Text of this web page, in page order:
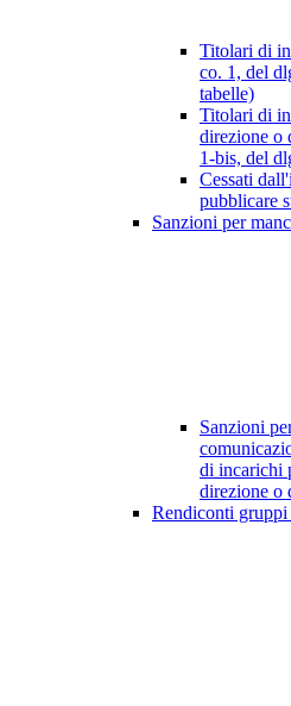
Titolari di
co. 1, del
tabelle)
Titolari di
direzione o
1-bis, del
Cessati
pubblicare
Sanzioni per
Sanzioni
di incarichi
direzione o
Rendiconti